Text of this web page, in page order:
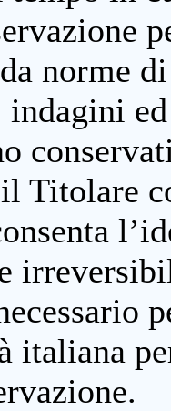
norme
Titolare
italiana